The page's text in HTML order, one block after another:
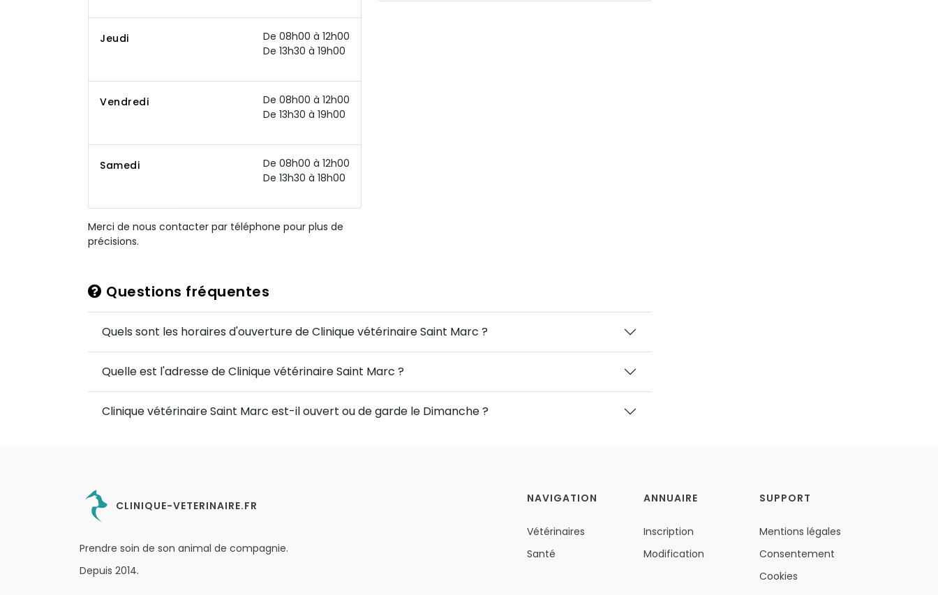
Jeudi
De 08h00 à 12h00
De 13h30 à 19h00
Vendredi
De 08h00 à 12h00
De 13h30 à 19h00
Samedi
De 08h00 à 12h00
De 13h30 à 18h00
Merci de nous contacter par téléphone pour plus de
précisions.
Questions fréquentes
Quels sont les horaires d'ouverture de Clinique vétérinaire Saint Marc ?
Quelle est l'adresse de Clinique vétérinaire Saint Marc ?
Clinique vétérinaire Saint Marc est-il ouvert ou de garde le Dimanche ?
CLINIQUE-VETERINAIRE.FR
Prendre soin de son animal de compagnie.
Depuis 2014.
NAVIGATION
Vétérinaires
Santé
ANNUAIRE
Inscription
Modification
SUPPORT
Mentions légales
Consentement
Cookies